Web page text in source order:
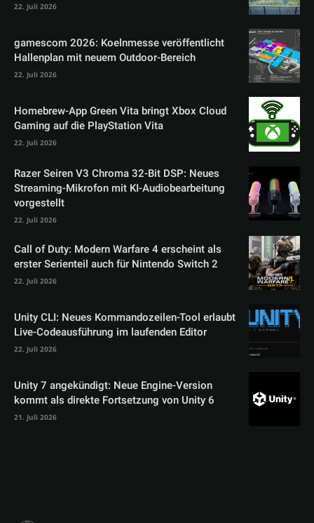
22. Juli 2026
gamescom 2026: Koelnmesse veröffentlicht
Hallenplan mit neuem Outdoor-Bereich
22. Juli 2026
Homebrew-App Green Vita bringt Xbox Cloud
Gaming auf die PlayStation Vita
22. Juli 2026
Razer Seiren V3 Chroma 32-Bit DSP: Neues
Streaming-Mikrofon mit KI-Audiobearbeitung
vorgestellt
22. Juli 2026
Call of Duty: Modern Warfare 4 erscheint als
erster Serienteil auch für Nintendo Switch 2
22. Juli 2026
Unity CLI: Neues Kommandozeilen-Tool erlaubt
Live-Codeausführung im laufenden Editor
22. Juli 2026
Unity 7 angekündigt: Neue Engine-Version
kommt als direkte Fortsetzung von Unity 6
21. Juli 2026